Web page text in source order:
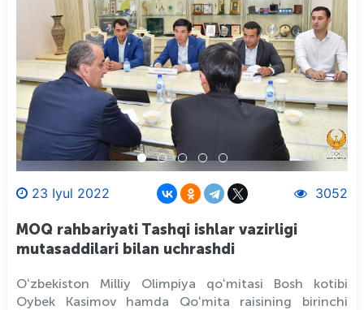
23 Iyul 2022 3052
MOQ rahbariyati Tashqi ishlar vazirligi
mutasaddilari bilan uchrashdi
Oʻzbekiston Milliy Olimpiya qoʻmitasi Bosh kotibi
Oybek Kasimov hamda Qoʻmita raisining birinchi